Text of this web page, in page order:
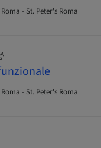
- St. Peter's Roma
- St. Peter's Roma